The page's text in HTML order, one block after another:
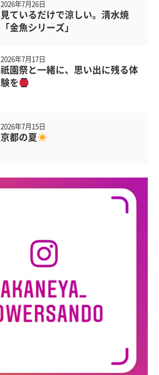
2026年7月26日
見ているだけで涼しい。清水焼
「金魚シリーズ」
2026年7月17日
祇園祭と一緒に、思い出に残る体
験を
2026年7月15日
京都の夏